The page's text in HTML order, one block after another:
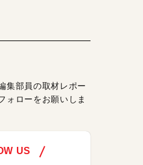
集部員の取材レポー
ォローをお願いしま
US